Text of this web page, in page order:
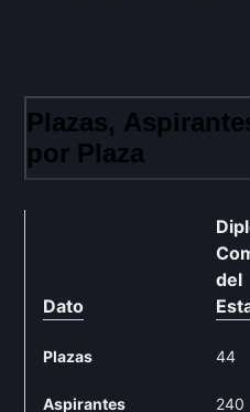
Plazas,
por Plaza
Dato
del
Plazas 44
Aspirantes 240